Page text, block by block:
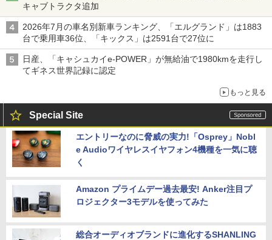
キャブトラクタ追加
2026年7月の車名別新車ランキング、「エルグランド」は1883
台で乗用車36位、「キックス」は2591台で27位に
日産、「キャシュカイe-POWER」が無給油で1980kmを走行し
てギネス世界記録に認定
もっと見る
Special Site
エントリーなのに脅威の実力!「Osprey」Nobl
e Audioワイヤレスイヤフォン4機種を一気に聴
く
Amazon プライムデー過去最安! Anker注目プ
ロジェクター3モデルを使ってみた
総合オーディオブランドに進化するSHANLING